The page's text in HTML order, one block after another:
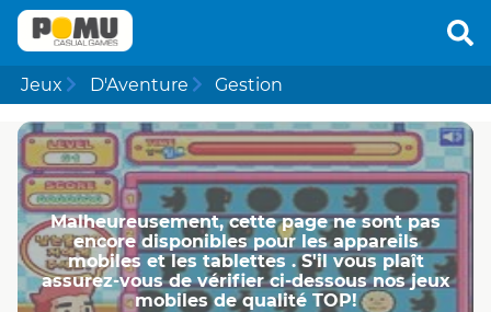
Jeux D'Aventure Gestion
Malheureusement, cette page ne ​​sont pas
encore disponibles pour les appareils
mobiles et les tablettes . S'il vous plaît
assurez-vous de vérifier ci-dessous nos jeux
mobiles de qualité TOP!